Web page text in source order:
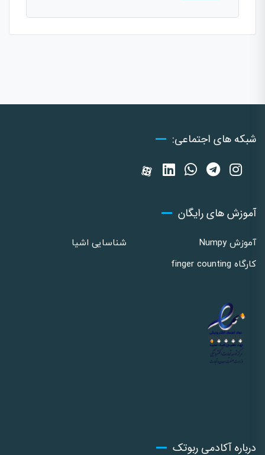
شبکه های اجتماعی:
آموزش های رایگان
آموزش Numpy
شناسایی اشیا
کارگاه finger counting
درباره آکادمی ربوتک